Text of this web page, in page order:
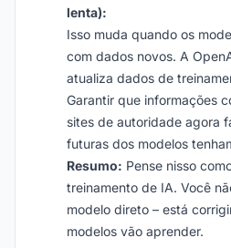
lenta):
Isso muda quando os
com dados novos. A
atualiza dados de
Garantir que informações
sites de autoridade agora
futuras dos modelos
Resumo: Pense nisso
treinamento de IA. Você
modelo direto – está
modelos vão aprender.